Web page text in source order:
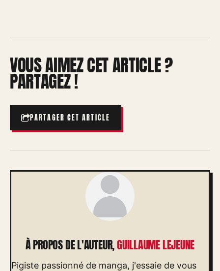
VOUS AIMEZ CET ARTICLE ?
PARTAGEZ !
PARTAGER CET ARTICLE
À PROPOS DE L'AUTEUR,GUILLAUME LEJEUNE
Pigiste passionné de manga, j'essaie de vous